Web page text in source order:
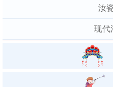
汝
现代